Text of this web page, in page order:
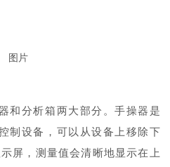
和分析箱两大部分。手操器是
制设备，可以从设备上移除下
屏，测量值会清晰地显示在上